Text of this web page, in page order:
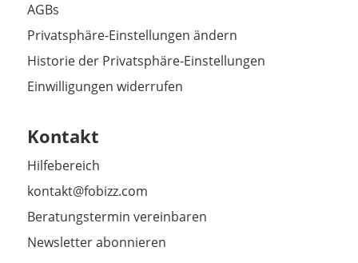
AGBs
Privatsphäre-Einstellungen ändern
Historie der Privatsphäre-Einstellungen
Einwilligungen widerrufen
Kontakt
Hilfebereich
kontakt@fobizz.com
Beratungstermin vereinbaren
Newsletter abonnieren